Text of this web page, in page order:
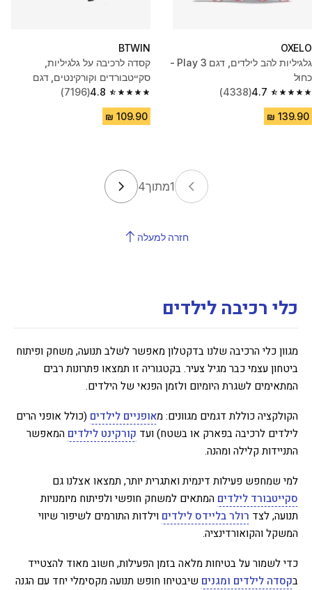
OXELO
גלגיליות להב לילדים, דגם Play 3 -
כחול
4.7
4.7 out of 5 stars from 4338 reviews
(4338)
BTWIN
קסדה לרכיבה על גלגיליות,
סקייטבורדים וקורקינטים, דגם
MF500 - ירוק
4.8
4.8 out of 5 stars from 7196 reviews
(7196)
1מתוך4
חזרה למעלה
כלי רכיבה לילדים
מגוון כלי הרכיבה שלנו בדקטלון מאפשר לשלב תנועה, משחק ופיתוח
ביטחון עצמי כבר מגיל צעיר. בקטגוריה זו תמצאו פתרונות רבים
המתאימים לשגרת היומיום ולזמן הפנאי של הילדים.
הקולקציה כוללת דגמים מגוונים: מאופניים לילדים (כולל אופני הרים
לילדים לרכיבה בפארק או בשטח) ועד קורקינט לילדים המאפשר
התניידות קלילה ומהנה.
למי שמחפש פעילות דינמית ואתגרית יותר, תמצאו אצלנו גם
סקייטבורד לילדים המתאים למשחק חופשי ולפיתוח מיומנויות
תנועה, לצד רולר בליידס לילדים וילדות התורמים לשיפור שיווי
המשקל והקואורדינציה.
כדי לשמור על בטיחות מלאה בזמן הפעילות, חשוב מאוד להצטייד
בקסדה לילדים ומגנים שיבטיחו חופש תנועה מקסימלי יחד עם הגנה